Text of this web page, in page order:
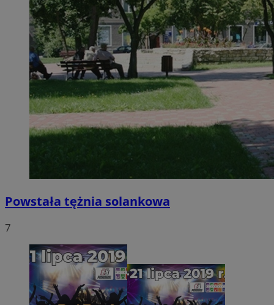
Powstała tężnia solankowa
7